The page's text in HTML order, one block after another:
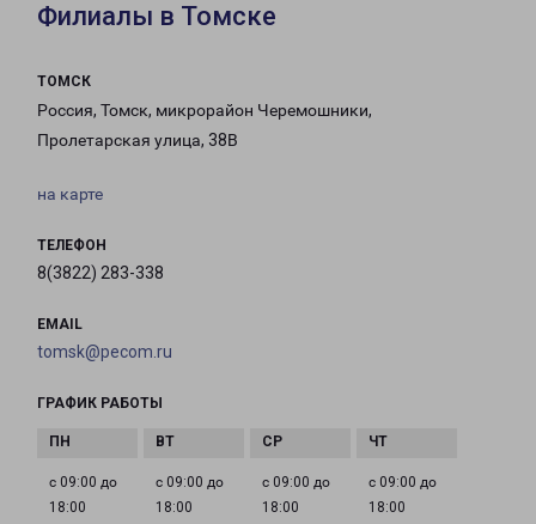
Филиалы в Томске
ТОМСК
Россия, Томск, микрорайон Черемошники,
Пролетарская улица, 38В
на карте
ТЕЛЕФОН
8(3822) 283-338
EMAIL
tomsk@pecom.ru
ГРАФИК РАБОТЫ
с 09:00 до
18:00
с 09:00 до
18:00
с 09:00 до
18:00
с 09:00 до
18:00